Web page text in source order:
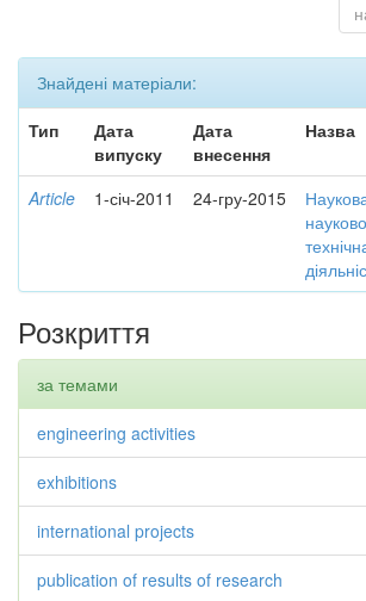
Знайдені матеріали:
Тип
Дата
випуску
Дата
внесення
Назва
Article 1-січ-2011 24-гру-2015
Розкриття
за темами
engineering activities
exhibitions
international projects
publication of results of research